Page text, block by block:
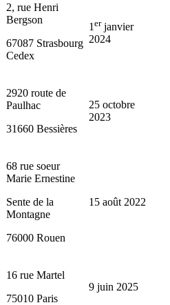
2, rue Henri
Bergson
67087 Strasbourg
Cedex
1 erjanvier
2024
2920 route de
Paulhac
31660 Bessières
25 octobre
2023
68 rue soeur
Marie Ernestine
Sente de la
Montagne
76000 Rouen
15 août 2022
16 rue Martel
75010 Paris
9 juin 2025